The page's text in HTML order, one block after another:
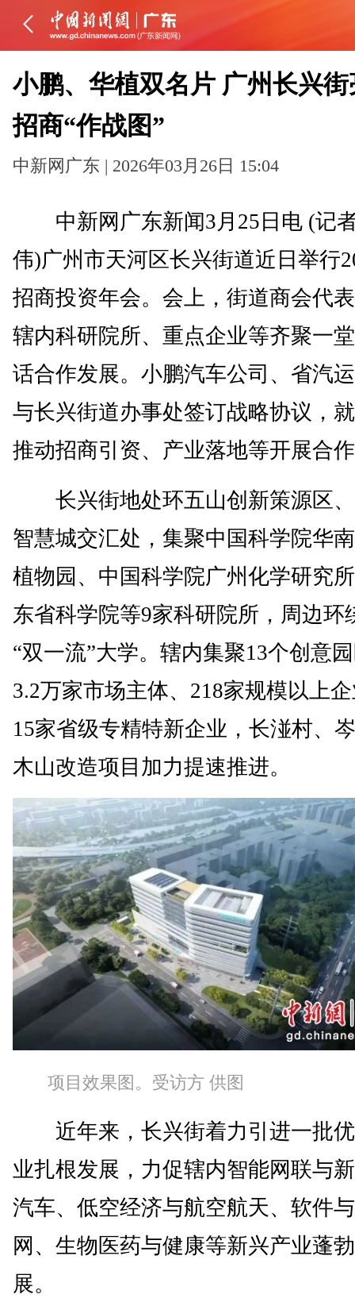
小鹏、华植双名片 广州长兴街
招商“作战图”
中新网广东 | 2026年03月26日 15:04
中新网广东新闻3月25日电 (记
伟)广州市天河区长兴街道近日举行
招商投资年会。会上，街道商会代
辖内科研院所、重点企业等齐聚一
话合作发展。小鹏汽车公司、省汽
与长兴街道办事处签订战略协议，
推动招商引资、产业落地等开展合
长兴街地处环五山创新策源区
智慧城交汇处，集聚中国科学院华
植物园、中国科学院广州化学研究
东省科学院等9家科研院所，周边环
“双一流”大学。辖内集聚13个创意
3.2万家市场主体、218家规模以上
15家省级专精特新企业，长湴村、
木山改造项目加力提速推进。
项目效果图。受访方 供图
近年来，长兴街着力引进一批
业扎根发展，力促辖内智能网联与
汽车、低空经济与航空航天、软件
网、生物医药与健康等新兴产业蓬
展。